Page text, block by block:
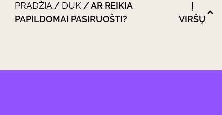
PRADŽIA/ DUK/AR REIKIA
PAPILDOMAI PASIRUOŠTI?
Į
VIRŠŲ